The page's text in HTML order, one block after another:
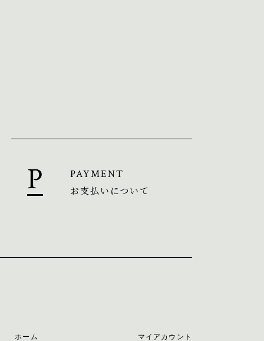
PAYMENT
お支払いについて
ホーム マイアカウント